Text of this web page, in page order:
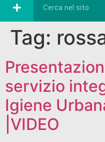
Tag:
servizio
Igiene
|VIDEO